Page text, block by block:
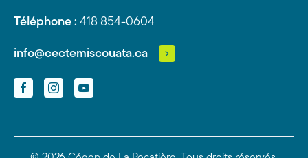
Téléphone : 418 854-0604
info@cectemiscouata.ca
FacebookInstagramYouTube